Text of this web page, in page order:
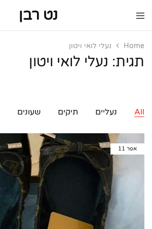
נט רבן
נט
מותגי
יוקרה
מותגי
Home נעלי לואי ויטון
תגית: נעלי לואי ויטון
All נעליים תיקים שעונים
אפר 11